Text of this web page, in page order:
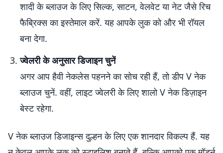
शादी के ब्लाउज के लिए सिल्क, साटन, वेलवेट या नेट जैसे रिच
फैब्रिक्स का इस्तेमाल करें. यह आपके लुक को और भी रॉयल
बना देगा.
ज्वेलरी के अनुसार डिजाइन चुनें
अगर आप हैवी नेकलेस पहनने का सोच रही हैं, तो डीप V नेक
ब्लाउज चुनें. वहीं, लाइट ज्वेलरी के लिए शालो V नेक डिज़ाइन
बेस्ट रहेगा.
V नेक ब्लाउज डिजाइन्स दुल्हन के लिए एक शानदार विकल्प हैं. यह